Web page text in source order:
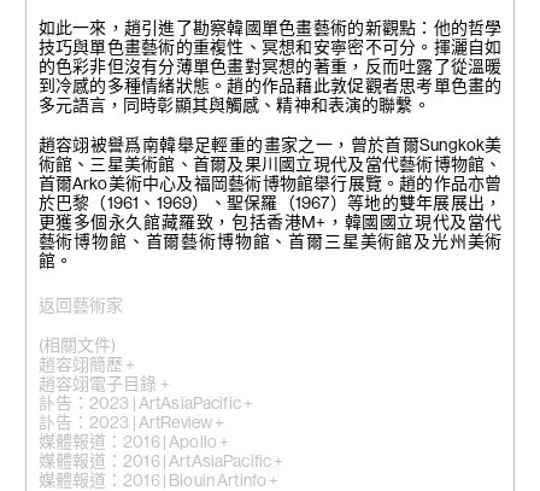
返回藝術家
(相關文件)
趙容翊簡歷 +
趙容翊電子目錄 +
訃告：2023 | ArtAsiaPacific +
訃告：2023 | ArtReview +
媒體報道：2016 | Apollo +
媒體報道：2016 | ArtAsiaPacific +
媒體報道：2016 | Blouin Artinfo +
如此一來，趙引進了勘察韓國單色畫藝術的新觀點：他的哲學
技巧與單色畫藝術的重複性、冥想和安寧密不可分。揮灑自如
的色彩非但沒有分薄單色畫對冥想的著重，反而吐露了從溫暖
到冷感的多種情緒狀態。趙的作品藉此敦促觀者思考單色畫的
多元語言，同時彰顯其與觸感、精神和表演的聯繫。
趙容翊被譽爲南韓舉足輕重的畫家之一，曾於首爾Sungkok美
術館、三星美術館、首爾及果川國立現代及當代藝術博物館、
首爾Arko美術中心及福岡藝術博物館舉行展覽。趙的作品亦曾
於巴黎（1961、1969）、聖保羅（1967）等地的雙年展展出，
更獲多個永久館藏羅致，包括香港M+，韓國國立現代及當代
藝術博物館、首爾藝術博物館、首爾三星美術館及光州美術
館。